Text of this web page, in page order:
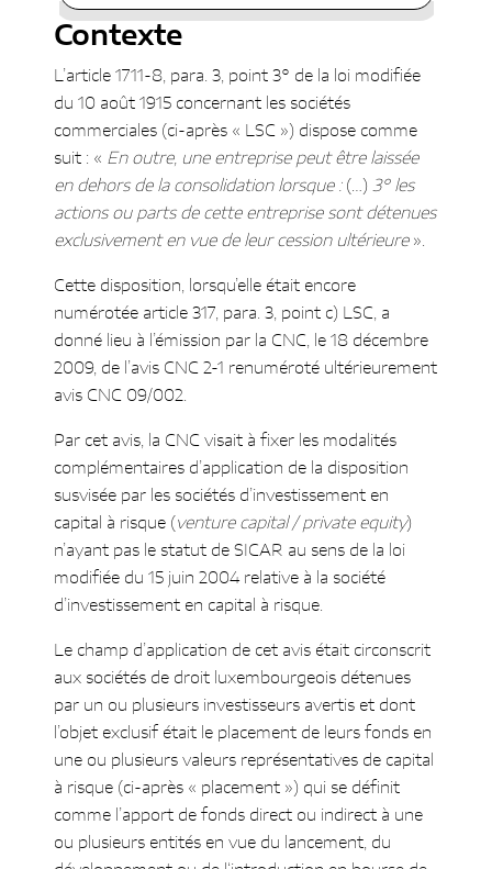
Questions / Réponses :
Interprétation de l’article 1711-8,
para. 3, point 3° LSC
Périmètre des sociétés visées
par le présent Q&A
Application de l’exclusion /
exemption pour les sociétés
visées
Existence d’une
désengagement ab initio
Exclusion de l’ensemble
des entreprises filiales
détenues en vue de leur
Mention en annexe de
la juste valeur des
entreprises détenues en vue
de leur revente
Mention en annexe des
évènements, garanties et/ou
incertitudes significatifs
l’exclusion / exemption
Date d’application
Retrait de l’avis CNC 09/002
Contexte
L’article 1711-8, para. 3, point 3° de la loi modifiée
du 10 août 1915 concernant les sociétés
commerciales (ci-après « LSC ») dispose comme
suit : « En outre, une entreprise peut être laissée
en dehors de la consolidation lorsque :(…) 3° les
actions ou parts de cette entreprise sont détenues
exclusivement en vue de leur cession ultérieure».
Cette disposition, lorsqu’elle était encore
numérotée article 317, para. 3, point c) LSC, a
donné lieu à l’émission par la CNC, le 18 décembre
2009, de l’avis CNC 2-1 renuméroté ultérieurement
avis CNC 09/002.
Par cet avis, la CNC visait à fixer les modalités
complémentaires d’application de la disposition
susvisée par les sociétés d’investissement en
capital à risque ( venture capital / private equity)
n’ayant pas le statut de SICAR au sens de la loi
modifiée du 15 juin 2004 relative à la société
d’investissement en capital à risque.
Le champ d’application de cet avis était circonscrit
aux sociétés de droit luxembourgeois détenues
par un ou plusieurs investisseurs avertis et dont
l’objet exclusif était le placement de leurs fonds en
une ou plusieurs valeurs représentatives de capital
à risque (ci-après « placement ») qui se définit
comme l’apport de fonds direct ou indirect à une
ou plusieurs entités en vue du lancement, du